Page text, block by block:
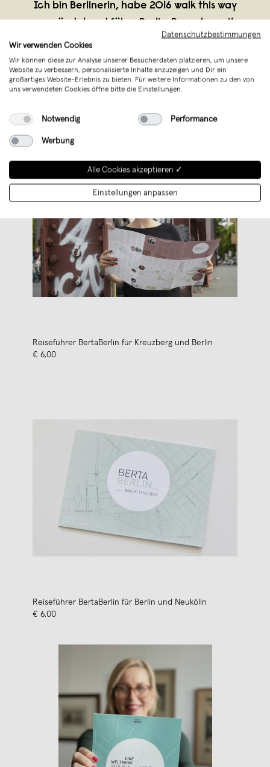
Ich bin Berlinerin, habe 2016 walk this way
gegründet und führe Berlin-Besucher mit
meinem Faltplan BertaBerlin durch die
Stadt.
Reiseführer BertaBerlin für Kreuzberg und Berlin
€ 6,00
Reiseführer BertaBerlin für Berlin und Neukölln
€ 6,00
Datenschutzbestimmungen
Wir verwenden Cookies
Wir können diese zur Analyse unserer Besucherdaten platzieren, um unsere
Website zu verbessern, personalisierte Inhalte anzuzeigen und Dir ein
großartiges Website-Erlebnis zu bieten. Für weitere Informationen zu den von
uns verwendeten Cookies öffne bitte die Einstellungen.
Notwendig Performance
Werbung
Alle Cookies akzeptieren ✓
Einstellungen anpassen